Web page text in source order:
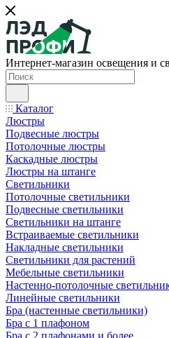
Интернет-магазин освещения и
Каталог
Люстры
Подвесные люстры
Потолочные люстры
Каскадные люстры
Люстры на штанге
Светильники
Потолочные светильники
Подвесные светильники
Светильники на штанге
Встраиваемые светильники
Накладные светильники
Светильники для растений
Мебельные светильники
Настенно-потолочные
Линейные светильники
Бра (настенные светильники)
Бра с 1 плафоном
Бра с 2 плафонами и более